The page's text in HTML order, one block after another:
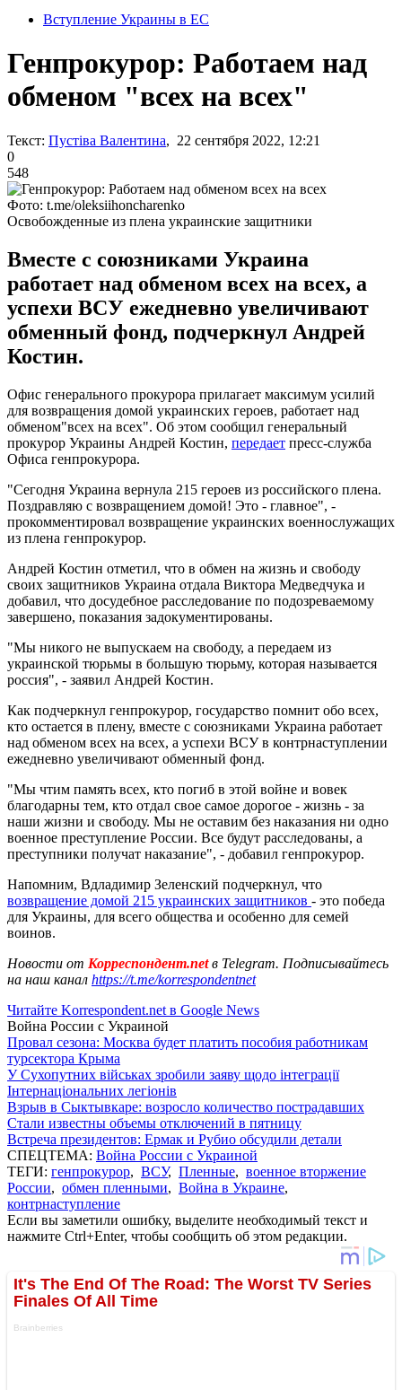
Вступление Украины в ЕС
Генпрокурор: Работаем над
обменом "всех на всех"
Текст: Пустіва Валентина, 22 сентября 2022, 12:21
0
548
Фото: t.me/oleksiihoncharenko
Освобожденные из плена украинские защитники
Вместе с союзниками Украина
работает над обменом всех на всех, а
успехи ВСУ ежедневно увеличивают
обменный фонд, подчеркнул Андрей
Костин.
Офис генерального прокурора прилагает максимум усилий
для возвращения домой украинских героев, работает над
обменом"всех на всех". Об этом сообщил генеральный
прокурор Украины Андрей Костин, передает пресс-служба
Офиса генпрокурора.
"Сегодня Украина вернула 215 героев из российского плена.
Поздравляю с возвращением домой! Это - главное", -
прокомментировал возвращение украинских военнослужащих
из плена генпрокурор.
Андрей Костин отметил, что в обмен на жизнь и свободу
своих защитников Украина отдала Виктора Медведчука и
добавил, что досудебное расследование по подозреваемому
завершено, показания задокументированы.
"Мы никого не выпускаем на свободу, а передаем из
украинской тюрьмы в большую тюрьму, которая называется
россия", - заявил Андрей Костин.
Как подчеркнул генпрокурор, государство помнит обо всех,
кто остается в плену, вместе с союзниками Украина работает
над обменом всех на всех, а успехи ВСУ в контрнаступлении
ежедневно увеличивают обменный фонд.
"Мы чтим память всех, кто погиб в этой войне и вовек
благодарны тем, кто отдал свое самое дорогое - жизнь - за
наши жизни и свободу. Мы не оставим без наказания ни одно
военное преступление России. Все будут расследованы, а
преступники получат наказание", - добавил генпрокурор.
Напомним, Вдладимир Зеленский подчеркнул, что
возвращение домой 215 украинских защитников - это победа
для Украины, для всего общества и особенно для семей
воинов.
Новости от Корреспондент.netв Telegram. Подписывайтесь
на наш канал https://t.me/korrespondentnet
Читайте Korrespondent.net в Google News
Война России с Украиной
Провал сезона: Москва будет платить пособия работникам
турсектора Крыма
У Сухопутних військах зробили заяву щодо інтеграції
Інтернаціональних легіонів
Взрыв в Сыктывкаре: возросло количество пострадавших
Стали известны объемы отключений в пятницу
Встреча президентов: Ермак и Рубио обсудили детали
СПЕЦТЕМА: Война России с Украиной
ТЕГИ: генпрокурор, ВСУ, Пленные, военное вторжение
России, обмен пленными, Война в Украине,
контрнаступление
Если вы заметили ошибку, выделите необходимый текст и
нажмите Ctrl+Enter, чтобы сообщить об этом редакции.